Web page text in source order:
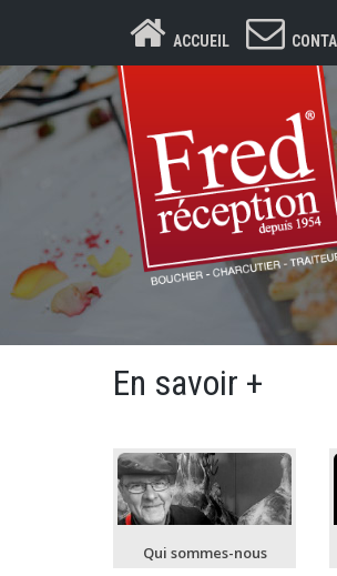
ACCUEIL
En savoir +
Qui sommes-nous